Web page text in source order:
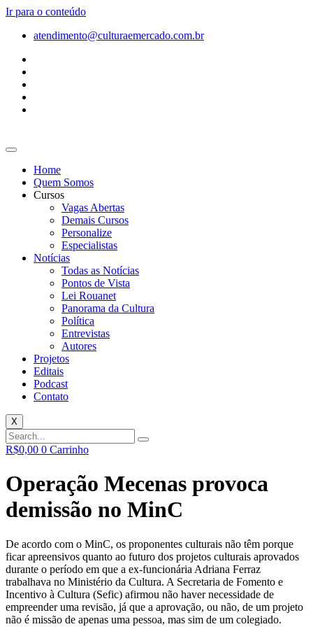
Ir para o conteúdo
atendimento@culturaemercado.com.br
Home
Quem Somos
Cursos
Vagas Abertas
Demais Cursos
Personalize
Especialistas
Notícias
Todas as Notícias
Pontos de Vista
Lei Rouanet
Panorama da Cultura
Política
Entrevistas
Autores
Projetos
Editais
Podcast
Contato
X
R$0,00 0 Carrinho
Operação Mecenas provoca
demissão no MinC
De acordo com o MinC, os proponentes culturais não têm porque
ficar apreensivos quanto ao futuro dos projetos culturais aprovados
durante o período em que a ex-funcionária Adriana Ferraz
trabalhava no Ministério da Cultura. A Secretaria de Fomento e
Incentivo à Cultura (Sefic) afirmou não haver necessidade de
empreender uma revisão, já que a aprovação, ou não, de um projeto
não é missão de apenas uma pessoa, mas sim de um colegiado.